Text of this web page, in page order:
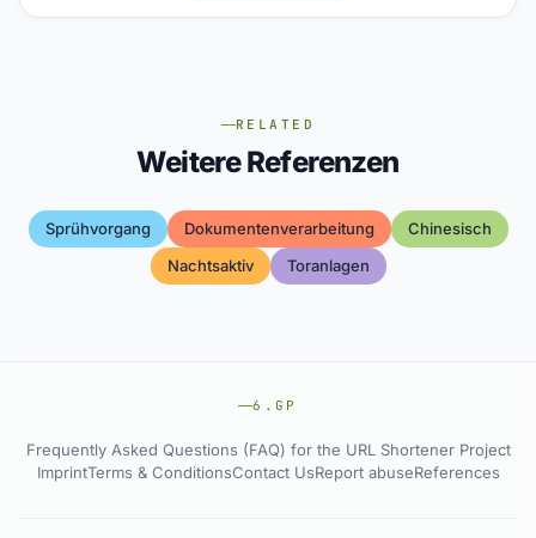
RELATED
Weitere Referenzen
Sprühvorgang Dokumentenverarbeitung
Chinesisch
Nachtsaktiv
Toranlagen
6.GP
Frequently Asked Questions (FAQ) for the URL Shortener Project
ImprintTerms & ConditionsContact UsReport abuseReferences